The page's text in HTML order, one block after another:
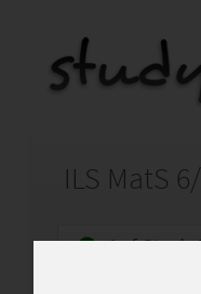
ILS MatS
Auf